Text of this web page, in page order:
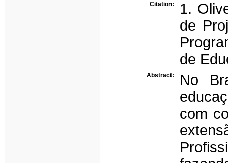
Citation:
1.
de
de
Abstract:
No
com